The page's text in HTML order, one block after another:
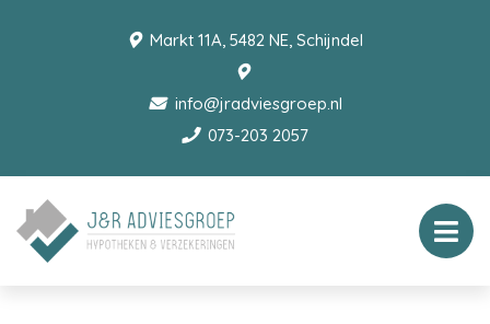
Markt 11A, 5482 NE, Schijndel
info@jradviesgroep.nl
073-203 2057